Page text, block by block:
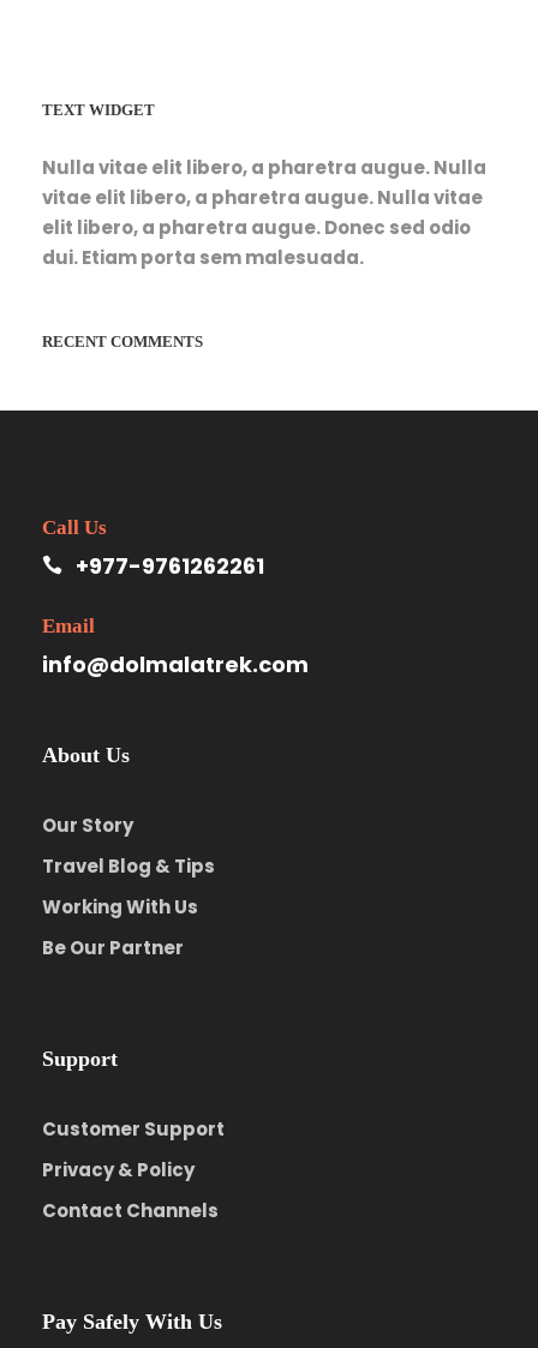
TEXT WIDGET
Nulla vitae elit libero, a pharetra augue. Nulla
vitae elit libero, a pharetra augue. Nulla vitae
elit libero, a pharetra augue. Donec sed odio
dui. Etiam porta sem malesuada.
RECENT COMMENTS
Call Us
+977-9761262261
Email
info@dolmalatrek.com
About Us
Our Story
Travel Blog & Tips
Working With Us
Be Our Partner
Support
Customer Support
Privacy & Policy
Contact Channels
Pay Safely With Us